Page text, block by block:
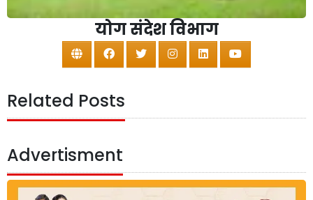
योग संदेश विभाग
Related Posts
Advertisment